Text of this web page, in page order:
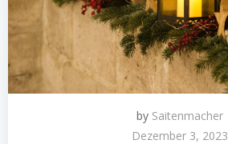
by Saitenmacher
Dezember 3, 2023